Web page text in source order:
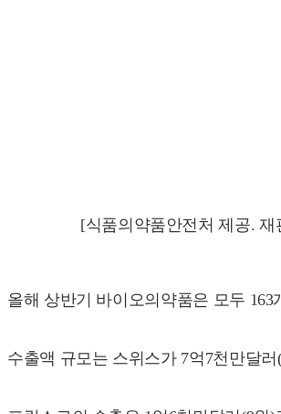
[식품의약품안전처 제공. 재
올해 상반기 바이오의약품은 모두 163
수출액 규모는 스위스가 7억7천만달